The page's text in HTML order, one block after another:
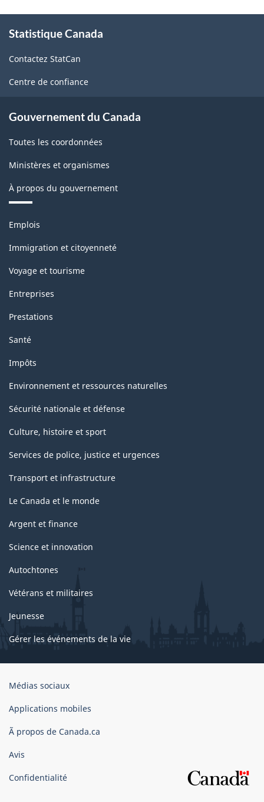
propos
ce
site
Statistique Canada
Contactez StatCan
Centre de confiance
Gouvernement du Canada
Toutes les coordonnées
Ministères et organismes
À propos du gouvernement
Thèmes
sujets
Emplois
Immigration et citoyenneté
Voyage et tourisme
Entreprises
Prestations
Santé
Impôts
Environnement et ressources naturelles
Sécurité nationale et défense
Culture, histoire et sport
Services de police, justice et urgences
Transport et infrastructure
Le Canada et le monde
Argent et finance
Science et innovation
Autochtones
Vétérans et militaires
Jeunesse
Gérer les événements de la vie
Organisation
gouvernement
Canada
Médias sociaux
Applications mobiles
Ã propos de Canada.ca
Avis
Confidentialité